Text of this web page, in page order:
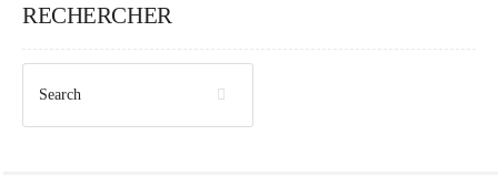
RECHERCHER